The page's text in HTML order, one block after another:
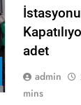
adet
admin
mins